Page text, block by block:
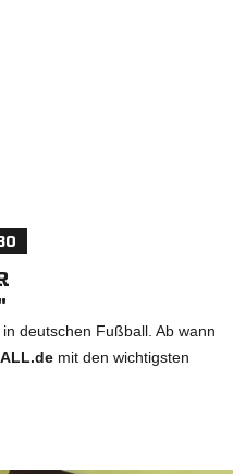
deutschen Fußball. Ab wann
mit den wichtigsten